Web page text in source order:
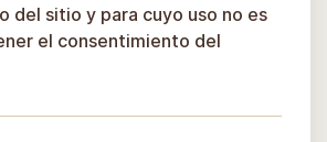
del sitio y para cuyo uso no es
el consentimiento del